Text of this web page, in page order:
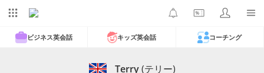
ビジネス英会話 キッズ英会話 コーチング
Terry(テリー)